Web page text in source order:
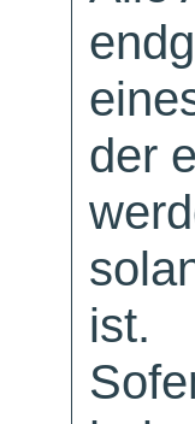
der
ist.